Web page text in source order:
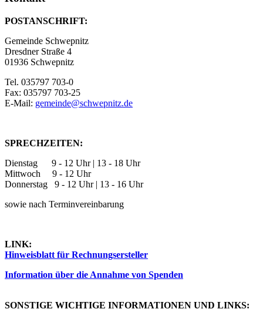
POSTANSCHRIFT:
Gemeinde Schwepnitz
Dresdner Straße 4
01936 Schwepnitz
Tel. 035797 703-0
Fax: 035797 703-25
E-Mail: gemeinde@schwepnitz.de
SPRECHZEITEN:
Dienstag 9 - 12 Uhr | 13 - 18 Uhr
Mittwoch 9 - 12 Uhr
Donnerstag 9 - 12 Uhr | 13 - 16 Uhr
sowie nach Terminvereinbarung
LINK:
Hinweisblatt für Rechnungsersteller
Information über die Annahme von Spenden
SONSTIGE WICHTIGE INFORMATIONEN UND LINKS: